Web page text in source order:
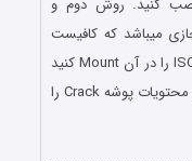
کنید. روش دوم و
میباشد که کافیست
برنامه Virtual Clone را نصب کرده و فایل ISO را در آن Mount کنید
تا Setup بازی اجرا شود. بعد از نصب بازی محتویات پوشه Crack را